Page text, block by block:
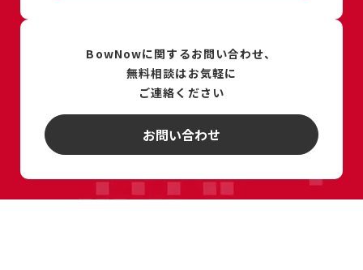
BowNowに関するお問い合わせ、
無料相談はお気軽に
ご連絡ください
お問い合わせ